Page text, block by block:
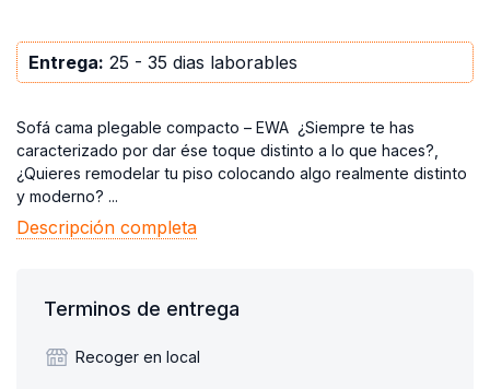
Entrega: 25 - 35 dias laborables
Sofá cama plegable compacto – EWA ¿Siempre te has
caracterizado por dar ése toque distinto a lo que haces?,
¿Quieres remodelar tu piso colocando algo realmente distinto
y moderno? ...
Descripción completa
Terminos de entrega
Recoger en local